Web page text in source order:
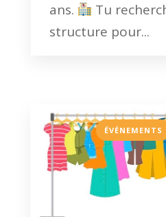
ans.
Tu
structure pour...
ÉVÉNEMENTS